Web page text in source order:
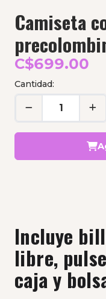
Camiseta
C$699.00
Cantidad:
Incluye
libre,
caja y